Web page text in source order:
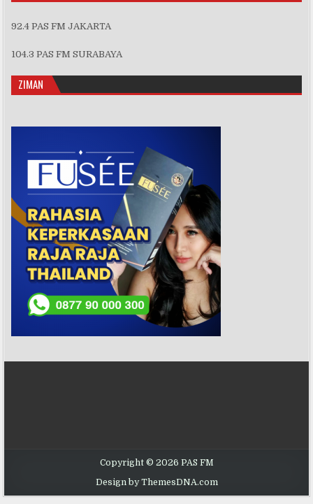
92.4 PAS FM JAKARTA
104.3 PAS FM SURABAYA
ZIMAN
Copyright © 2026 PAS FM
Design by ThemesDNA.com